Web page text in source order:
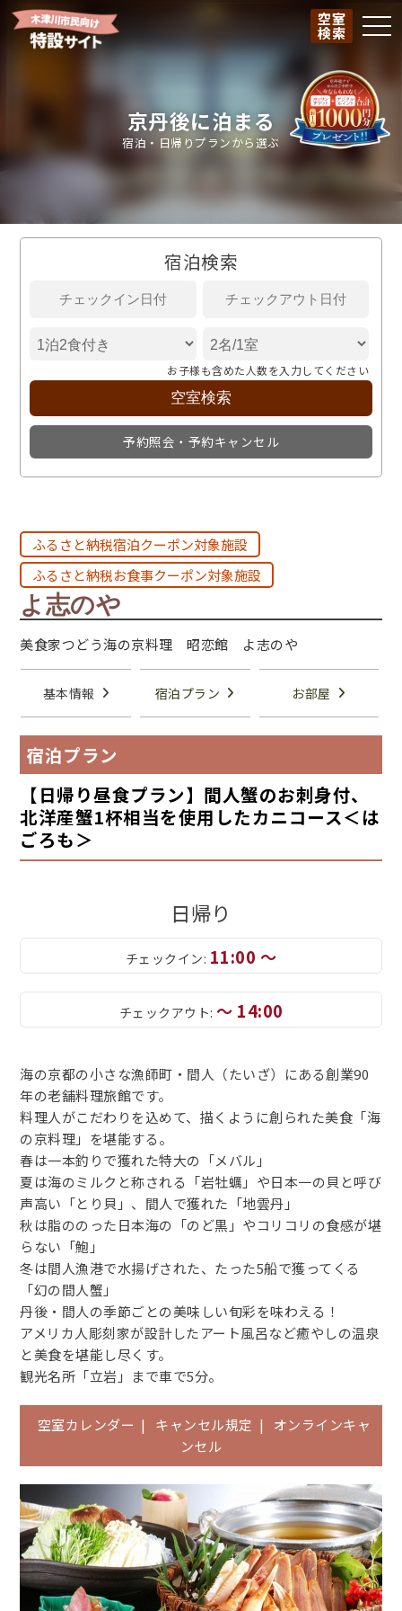
空室
検索
京丹後に泊まる
宿泊・日帰りプランから選ぶ
宿泊検索
お子様も含めた人数を入力してください
予約照会・予約キャンセル
ふるさと納税宿泊クーポン対象施設
ふるさと納税お食事クーポン対象施設
よ志のや
美食家つどう海の京料理 昭恋館 よ志のや
基本情報 宿泊プラン お部屋
宿泊プラン
【日帰り昼食プラン】間人蟹のお刺身付、
北洋産蟹1杯相当を使用したカニコース＜は
ごろも＞
日帰り
チェックイン: 11:00 ～
チェックアウト: ～ 14:00
海の京都の小さな漁師町・間人（たいざ）にある創業90
年の老舗料理旅館です。
料理人がこだわりを込めて、描くように創られた美食「海
の京料理」を堪能する。
春は一本釣りで獲れた特大の「メバル」
夏は海のミルクと称される「岩牡蠣」や日本一の貝と呼び
声高い「とり貝」、間人で獲れた「地雲丹」
秋は脂ののった日本海の「のど黒」やコリコリの食感が堪
らない「鮑」
冬は間人漁港で水揚げされた、たった5船で獲ってくる
「幻の間人蟹」
丹後・間人の季節ごとの美味しい旬彩を味わえる！
アメリカ人彫刻家が設計したアート風呂など癒やしの温泉
と美食を堪能し尽くす。
観光名所「立岩」まで車で5分。
空室カレンダー | キャンセル規定 |
オンラインキャ
ンセル